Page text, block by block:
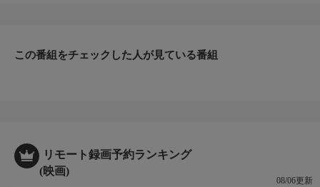
加融資を頼みに来た。近々大金の入るあてがあると言う徳山。し
この番組をチェックした人が見ている番組
リモート録画予約ランキング
(映画)
08/06更新